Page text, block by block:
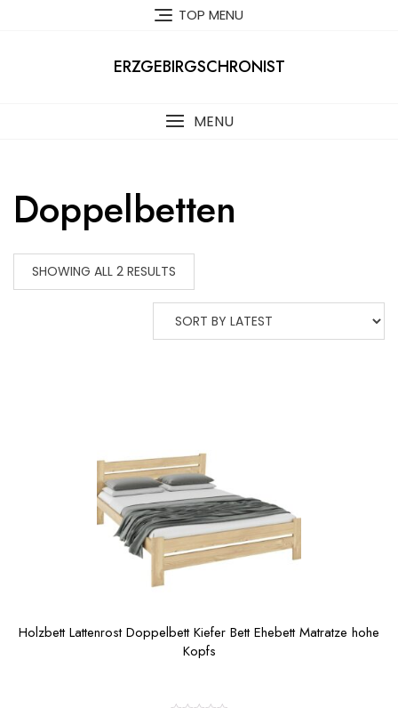
TOP MENU
ERZGEBIRGSCHRONIST
MENU
Doppelbetten
SHOWING ALL 2 RESULTS
Holzbett Lattenrost Doppelbett Kiefer Bett Ehebett Matratze hohe
Kopfs